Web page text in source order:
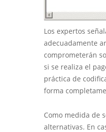
Los expertos
adecuadamente
comprometerán
si se realiza el
práctica de
forma
Como medida de
alternativas. En